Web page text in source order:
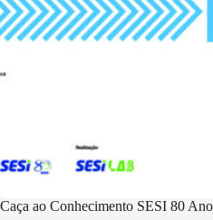
Caça ao Conhecimento SESI 80